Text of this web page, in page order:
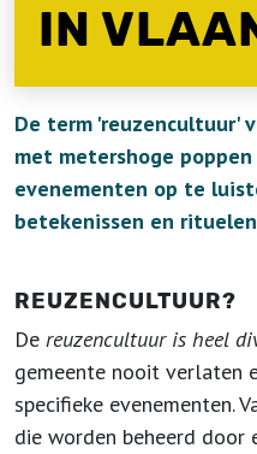
IN
De term 'reuzencultuur'
met metershoge
evenementen op te
betekenissen en
REUZENCULTUUR?
De reuzencultuur is heel
gemeente nooit verlaten
specifieke evenementen.
die worden beheerd door